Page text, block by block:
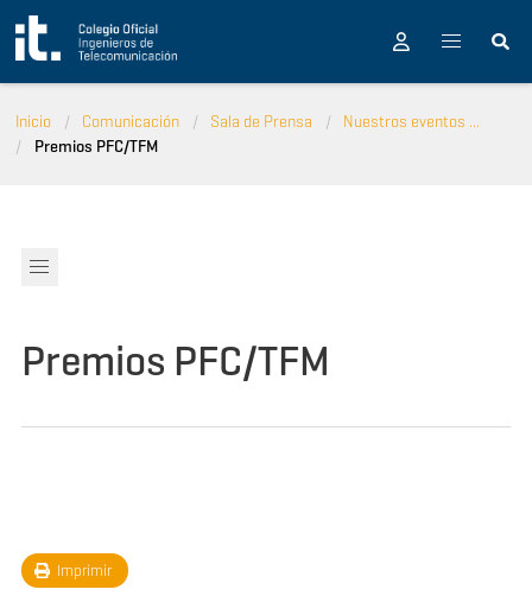
Pasar al contenido principal
Inicio Comunicación Sala de Prensa
Nuestros eventos ...
Premios PFC/TFM
Premios PFC/TFM
Imprimir